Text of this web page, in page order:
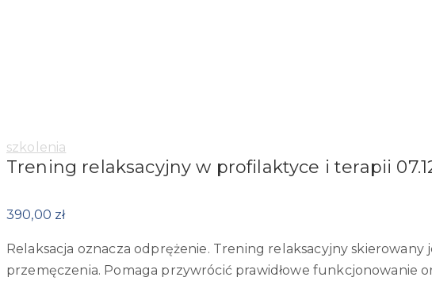
Category:
szkolenia
Trening relaksacyjny w profilaktyce i terapii
390,00 zł
Relaksacja oznacza odprężenie. Trening relaksacyjny
przemęczenia. Pomaga przywrócić prawidłowe funkcjonowanie